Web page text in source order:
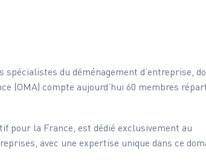
spécialistes du déménagement d’entreprise,
(OMA) compte aujourd’hui 60 membres
pour la France, est dédié exclusivement au
avec une expertise unique dans ce